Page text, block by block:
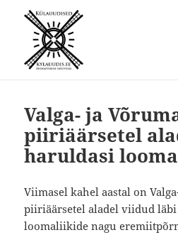
Valga- ja
piiriäärsetel
haruldasi
Viimasel kahel aastal on
piiriäärsetel aladel viidud
loomaliikide nagu